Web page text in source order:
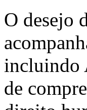
O desejo
incluindo
de